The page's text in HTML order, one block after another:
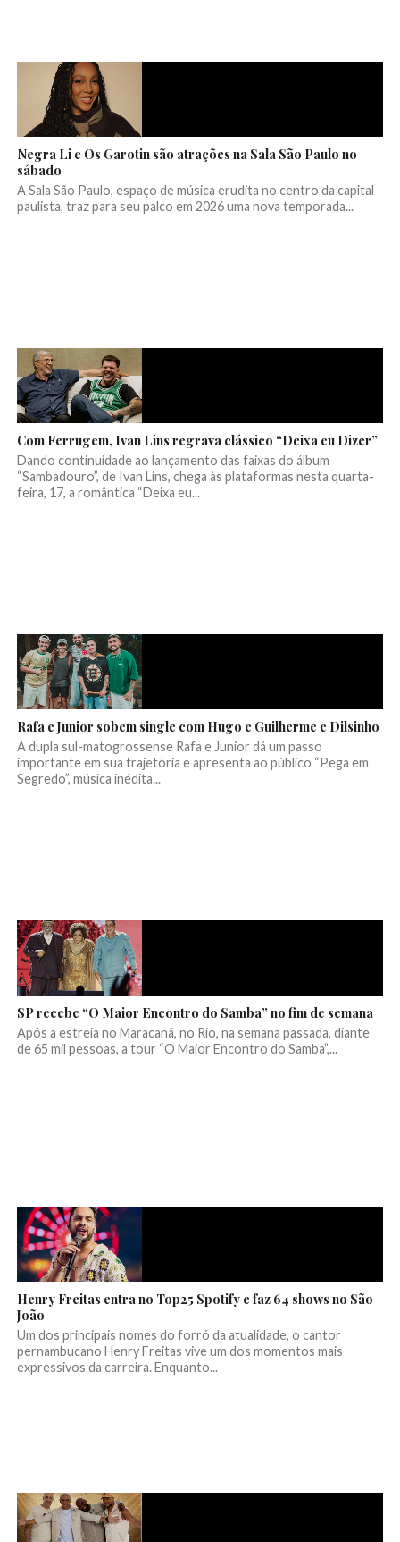
Negra Li e Os Garotin são atrações na Sala São Paulo no
sábado
A Sala São Paulo, espaço de música erudita no centro da capital
paulista, traz para seu palco em 2026 uma nova temporada...
Com Ferrugem, Ivan Lins regrava clássico “Deixa eu Dizer”
Dando continuidade ao lançamento das faixas do álbum
“Sambadouro”, de Ivan Lins, chega às plataformas nesta quarta-
feira, 17, a romântica “Deixa eu...
Rafa e Junior sobem single com Hugo e Guilherme e Dilsinho
A dupla sul-matogrossense Rafa e Junior dá um passo
importante em sua trajetória e apresenta ao público “Pega em
Segredo”, música inédita...
SP recebe “O Maior Encontro do Samba” no fim de semana
Após a estreia no Maracanã, no Rio, na semana passada, diante
de 65 mil pessoas, a tour “O Maior Encontro do Samba”,...
Henry Freitas entra no Top25 Spotify e faz 64 shows no São
João
Um dos principais nomes do forró da atualidade, o cantor
pernambucano Henry Freitas vive um dos momentos mais
expressivos da carreira. Enquanto...